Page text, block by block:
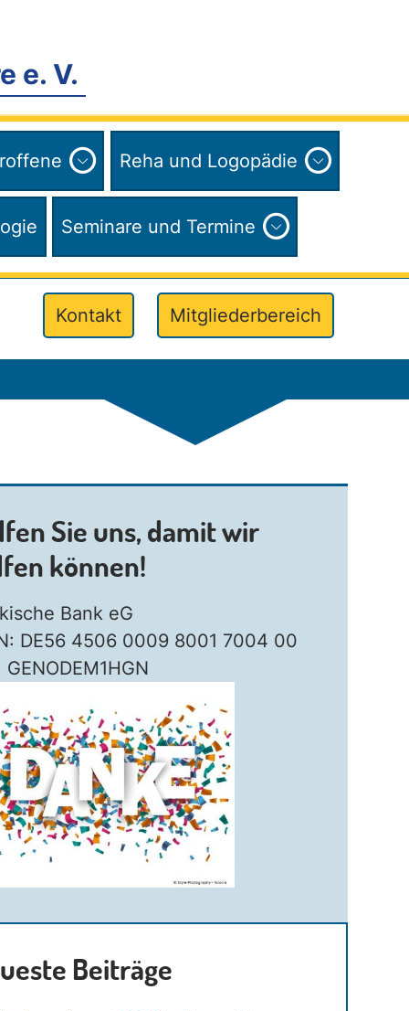
e. V.
ExpandReha und Logopädie Expand
Seminare und Termine Expand
menu
Kontakt Mitgliederbereich
Sie uns, damit wir
können!
Bank eG
DE56 4506 0009 8001 7004 00
GENODEM1HGN
Beiträge